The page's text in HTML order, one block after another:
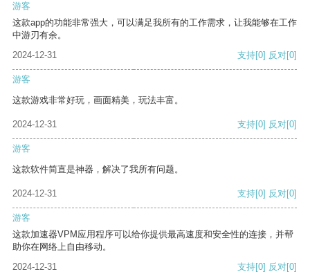
游客
这款app的功能非常强大，可以满足我所有的工作需求，让我能够在工作
中游刃有余。
2024-12-31
支持[0] 反对[0]
游客
这款游戏非常好玩，画面精美，玩法丰富。
2024-12-31 支持[0] 反对[0]
游客
这款软件简直是神器，解决了我所有问题。
2024-12-31 支持[0] 反对[0]
游客
这款加速器VPM应用程序可以给你提供最高速度和安全性的连接，并帮
助你在网络上自由移动。
2024-12-31
支持[0] 反对[0]